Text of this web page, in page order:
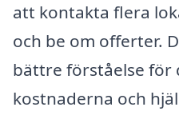
att kontakta flera
och be om offerter.
bättre förståelse för
kostnaderna och